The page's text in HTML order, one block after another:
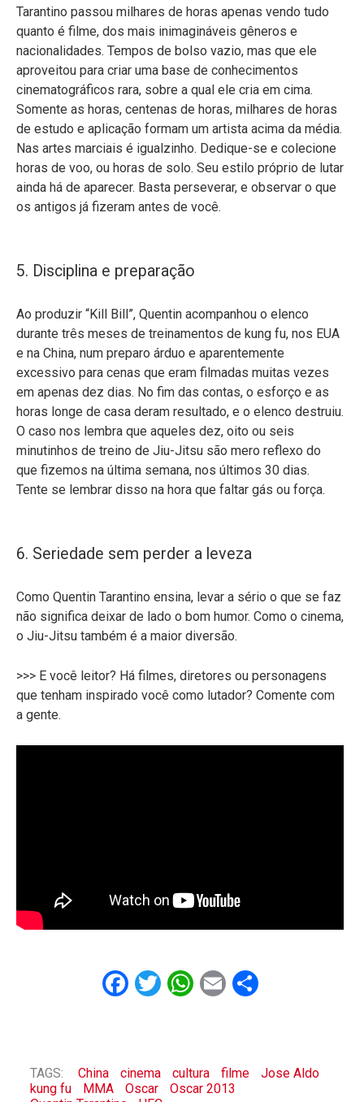
Tarantino passou milhares de horas apenas vendo tudo
quanto é filme, dos mais inimagináveis gêneros e
nacionalidades. Tempos de bolso vazio, mas que ele
aproveitou para criar uma base de conhecimentos
cinematográficos rara, sobre a qual ele cria em cima.
Somente as horas, centenas de horas, milhares de horas
de estudo e aplicação formam um artista acima da média.
Nas artes marciais é igualzinho. Dedique-se e colecione
horas de voo, ou horas de solo. Seu estilo próprio de lutar
ainda há de aparecer. Basta perseverar, e observar o que
os antigos já fizeram antes de você.
5. Disciplina e preparação
Ao produzir “Kill Bill”, Quentin acompanhou o elenco
durante três meses de treinamentos de kung fu, nos EUA
e na China, num preparo árduo e aparentemente
excessivo para cenas que eram filmadas muitas vezes
em apenas dez dias. No fim das contas, o esforço e as
horas longe de casa deram resultado, e o elenco destruiu.
O caso nos lembra que aqueles dez, oito ou seis
minutinhos de treino de Jiu-Jitsu são mero reflexo do
que fizemos na última semana, nos últimos 30 dias.
Tente se lembrar disso na hora que faltar gás ou força.
6. Seriedade sem perder a leveza
Como Quentin Tarantino ensina, levar a sério o que se faz
não significa deixar de lado o bom humor. Como o cinema,
o Jiu-Jitsu também é a maior diversão.
>>> E você leitor? Há filmes, diretores ou personagens
que tenham inspirado você como lutador? Comente com
a gente.
Facebook
Twitter
WhatsApp
EmailShare
TAGS: China cinema cultura filme
Jose Aldo
kung fu
MMA Oscar
Oscar 2013